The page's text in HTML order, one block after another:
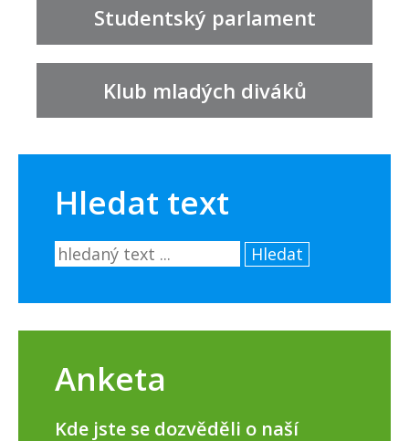
Studentský parlament
Klub mladých diváků
Hledat text
Hledat
Anketa
Kde jste se dozvěděli o naší